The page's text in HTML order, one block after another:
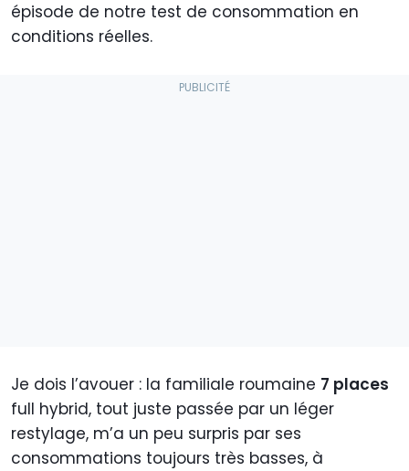
épisode de notre test de consommation en
conditions réelles.
Je dois l’avouer : la familiale roumaine 7 places
full hybrid, tout juste passée par un léger
restylage, m’a un peu surpris par ses
consommations toujours très basses, à